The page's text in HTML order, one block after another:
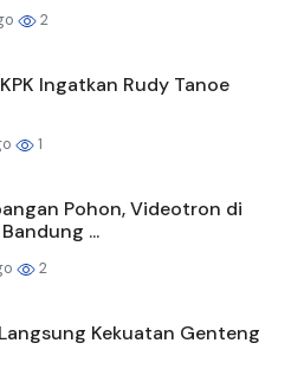
2
Ingatkan Rudy Tanoe
1
Pohon, Videotron di
...
2
Kekuatan Genteng